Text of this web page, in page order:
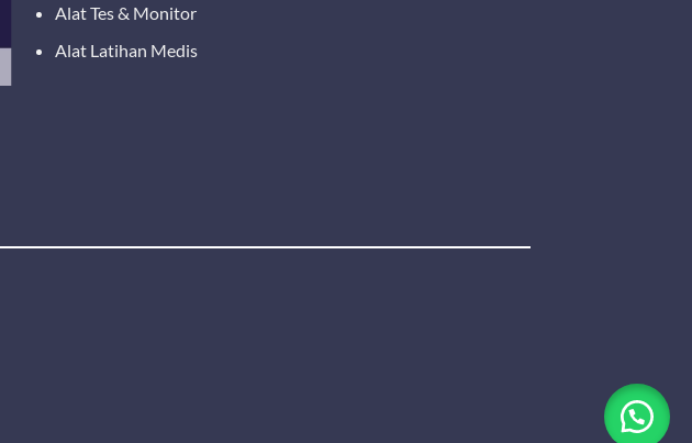
Alat Tes & Monitor
Alat Latihan Medis